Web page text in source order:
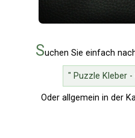
Suchen Sie einfach
" Puzzle Kleber
Oder allgemein in der